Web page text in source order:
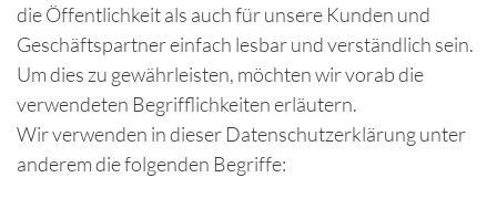
die Öffentlichkeit als auch für unsere Kunden und
Geschäftspartner einfach lesbar und verständlich sein.
Um dies zu gewährleisten, möchten wir vorab die
verwendeten Begrifflichkeiten erläutern.
Wir verwenden in dieser Datenschutzerklärung unter
anderem die folgenden Begriffe: